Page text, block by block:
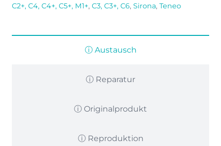
C2+, C4, C4+, C5+, M1+, C3, C3+, C6, Sirona, Teneo
ⓘ Austausch
ⓘ Reparatur
ⓘ Originalprodukt
ⓘ Reproduktion